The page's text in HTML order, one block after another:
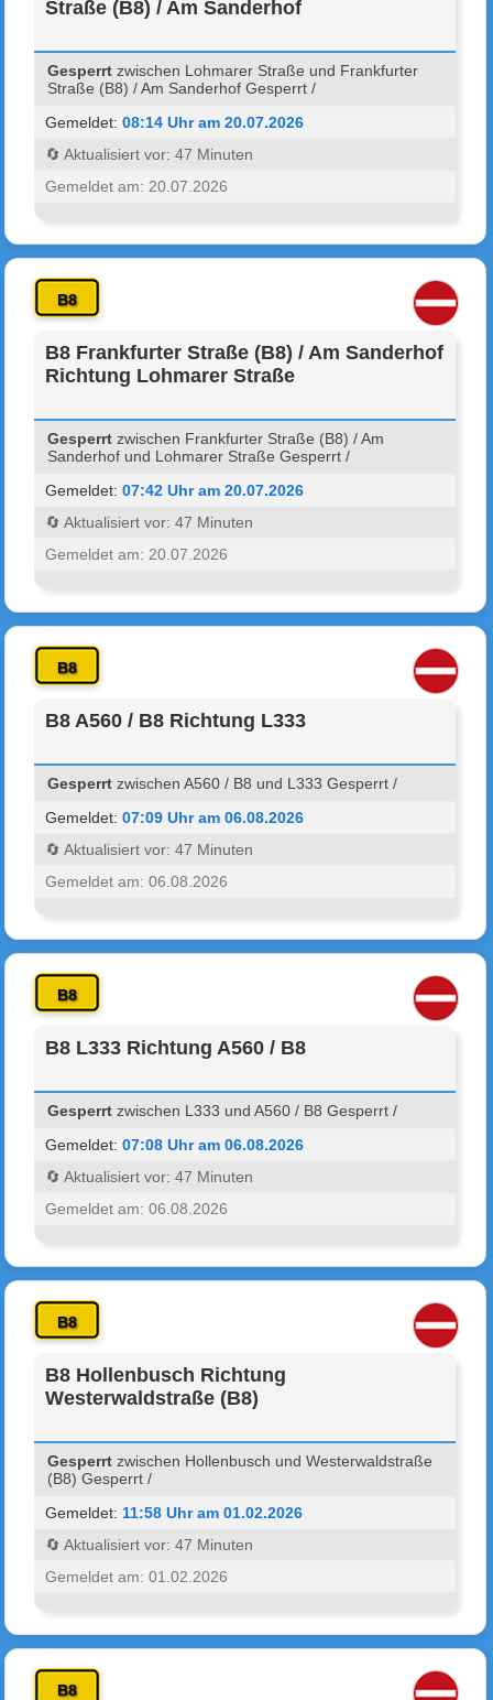
Straße (B8) / Am Sanderhof
Gesperrt zwischen Lohmarer Straße und Frankfurter
Straße (B8) / Am Sanderhof Gesperrt /
Gemeldet:08:14 Uhr am 20.07.2026
🔄 Aktualisiert vor: 47 Minuten
Gemeldet am: 20.07.2026
B8
B8 Frankfurter Straße (B8) / Am Sanderhof
Richtung Lohmarer Straße
Gesperrt zwischen Frankfurter Straße (B8) / Am
Sanderhof und Lohmarer Straße Gesperrt /
Gemeldet:07:42 Uhr am 20.07.2026
🔄 Aktualisiert vor: 47 Minuten
Gemeldet am: 20.07.2026
B8
B8 A560 / B8 Richtung L333
Gesperrt zwischen A560 / B8 und L333 Gesperrt /
Gemeldet:07:09 Uhr am 06.08.2026
🔄 Aktualisiert vor: 47 Minuten
Gemeldet am: 06.08.2026
B8
B8 L333 Richtung A560 / B8
Gesperrt zwischen L333 und A560 / B8 Gesperrt /
Gemeldet:07:08 Uhr am 06.08.2026
🔄 Aktualisiert vor: 47 Minuten
Gemeldet am: 06.08.2026
B8
B8 Hollenbusch Richtung
Westerwaldstraße (B8)
Gesperrt zwischen Hollenbusch und Westerwaldstraße
(B8) Gesperrt /
Gemeldet: 11:58 Uhr am 01.02.2026
🔄 Aktualisiert vor: 47 Minuten
Gemeldet am: 01.02.2026
B8